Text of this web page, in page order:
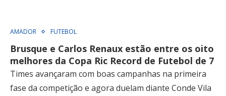
AMADOR FUTEBOL
Brusque e Carlos Renaux estão entre os oito
melhores da Copa Ric Record de Futebol de 7
Times avançaram com boas campanhas na primeira
fase da competição e agora duelam diante Conde Vila